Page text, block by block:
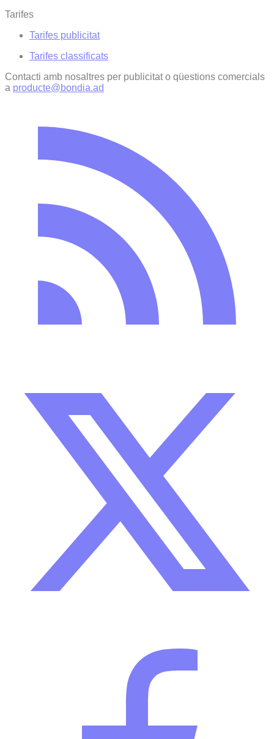
Tarifes
Tarifes publicitat
Tarifes classificats
Contacti amb nosaltres per publicitat o qüestions comercials
a producte@bondia.ad